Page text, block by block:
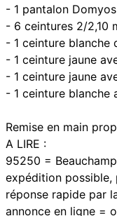
- 1 pantalon
- 6 ceintures 2/2,10
- 1 ceinture blanche
- 1 ceinture jaune
- 1 ceinture jaune
- 1 ceinture
Remise en main
A LIRE :
95250 = Beauchamp
expédition
réponse rapide par
annonce en ligne =